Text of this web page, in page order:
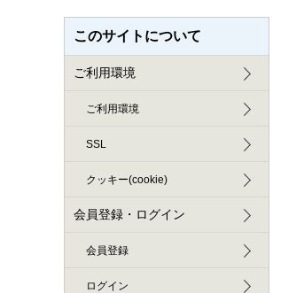
このサイトについて
ご利用環境
ご利用環境
SSL
クッキー(cookie)
会員登録・ログイン
会員登録
ログイン